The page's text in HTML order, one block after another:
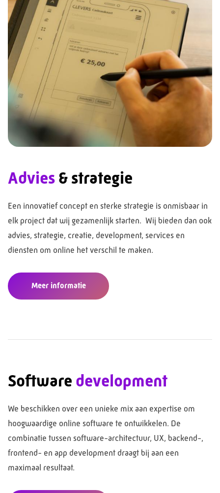
Advies & strategie
Een innovatief concept en sterke strategie is onmisbaar in
elk project dat wij gezamenlijk starten. Wij bieden dan ook
advies, strategie, creatie, development, services en
diensten om online het verschil te maken.
Meer informatie
Software development
We beschikken over een unieke mix aan expertise om
hoogwaardige online software te ontwikkelen. De
combinatie tussen software-architectuur, UX, backend-,
frontend- en app development draagt bij aan een
maximaal resultaat.